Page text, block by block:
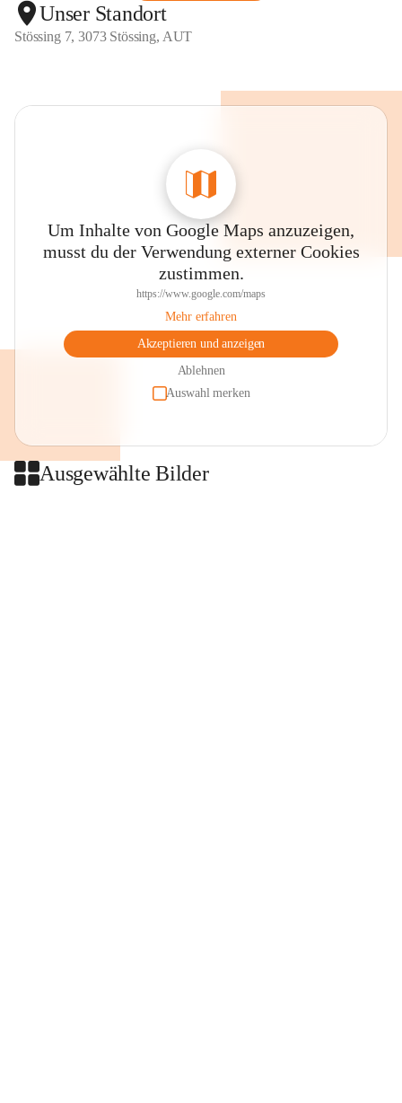
Unser Standort
Stössing 7, 3073 Stössing, AUT
Um Inhalte von Google Maps anzuzeigen,
musst du der Verwendung externer Cookies
zustimmen.
https://www.google.com/maps
Mehr erfahren
Akzeptieren und anzeigen
Ablehnen
Auswahl merken
Ausgewählte Bilder